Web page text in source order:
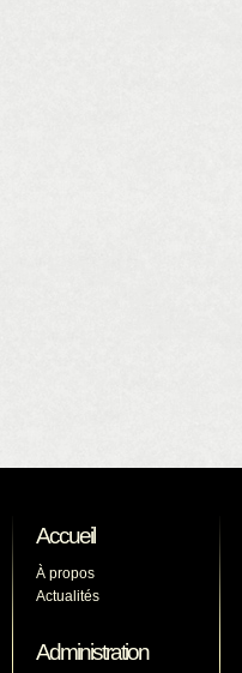
Accueil
À propos
Actualités
Administration